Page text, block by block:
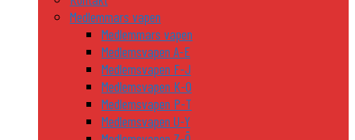
Medlemmars vapen
Medlemmars vapen
Medlemsvapen A-E
Medlemsvapen F-J
Medlemsvapen K-O
Medlemsvapen P-T
Medlemsvapen U-Y